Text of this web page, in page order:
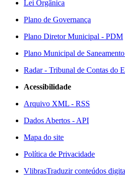
Lei Orgânica
Plano de Governança
Plano Diretor Municipal - PDM
Plano Municipal de
Radar - Tribunal de Contas do
Acessibilidade
Arquivo XML - RSS
Dados Abertos - API
Mapa do site
Política de Privacidade
VlibrasTraduzir conteúdos